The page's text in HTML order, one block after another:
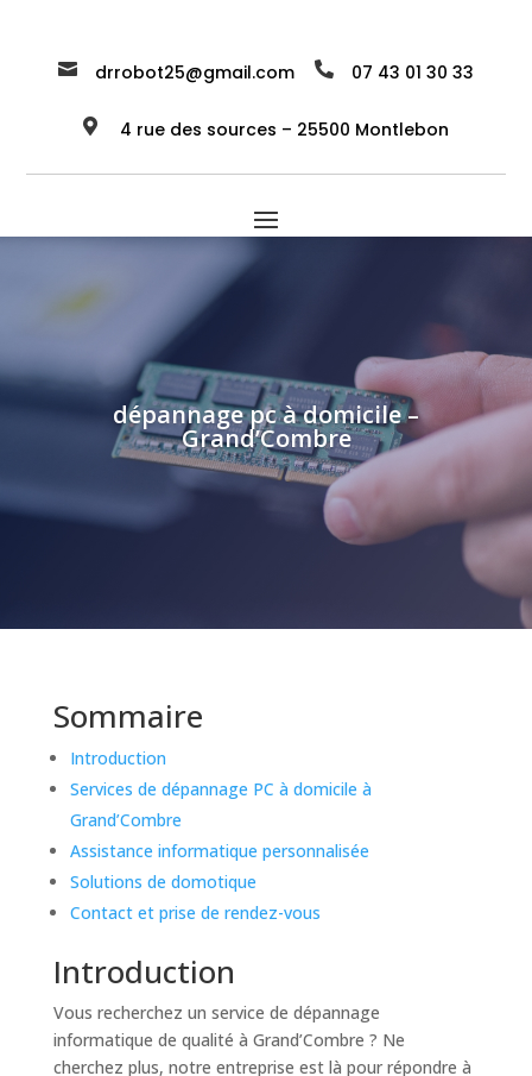
 drrobot25@gmail.com  07 43 01 30 33
 4 rue des sources – 25500 Montlebon
dépannage pc à domicile –
Grand’Combre
Sommaire
Introduction
Services de dépannage PC à domicile à
Grand’Combre
Assistance informatique personnalisée
Solutions de domotique
Contact et prise de rendez-vous
Introduction
Vous recherchez un service de dépannage
informatique de qualité à Grand’Combre ? Ne
cherchez plus, notre entreprise est là pour répondre à